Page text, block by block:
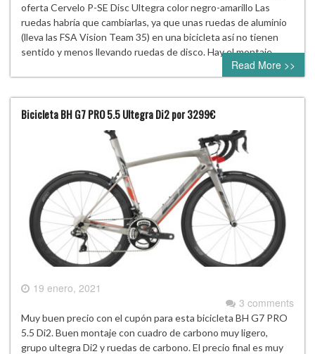
oferta Cervelo P-SE Disc Ultegra color negro-amarillo Las
ruedas habría que cambiarlas, ya que unas ruedas de aluminio
(lleva las FSA Vision Team 35) en una bicicleta así no tienen
sentido y menos llevando ruedas de disco. Hay el montaje…
Read More >>
Bicicleta BH G7 PRO 5.5 Ultegra Di2 por 3299€
19 enero, 2021
3 comments
Muy buen precio con el cupón para esta bicicleta BH G7 PRO
5.5 Di2. Buen montaje con cuadro de carbono muy ligero,
grupo ultegra Di2 y ruedas de carbono. El precio final es muy